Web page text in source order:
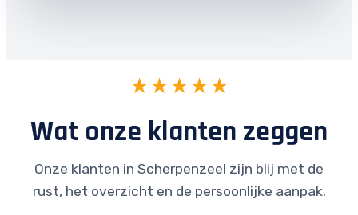
★★★★★
Wat onze klanten zeggen
Onze klanten in Scherpenzeel zijn blij met de
rust, het overzicht en de persoonlijke aanpak.